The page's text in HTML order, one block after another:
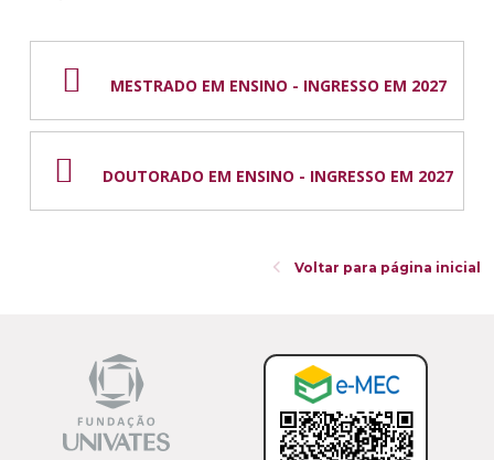
Cursos de Idiomas
Diplomados
Univates & Você - Comunidade
Escolas
MESTRADO EM ENSINO - INGRESSO EM 2027
DOUTORADO EM ENSINO - INGRESSO EM 2027
Voltar para página inicial